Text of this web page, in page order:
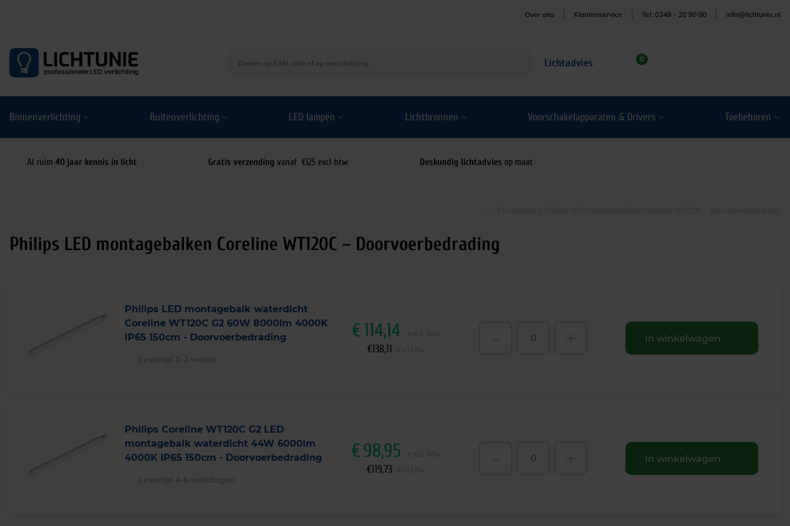
Over ons Klantenservice Tel: 0348 – 20 90 00 info@lichtunie.nl
Lichtadvies 0
Binnenverlichting Buitenverlichting LED lampen Lichtbronnen Voorschakelapparaten & Drivers Toebehoren
Al ruim 40 jaar kennis in licht Gratis verzending vanaf €125 excl btw Deskundig lichtadvies op maat
Philips LED montagebalken Coreline WT120C – Doorvoerbedrading
Philips LED montagebalk waterdicht
Coreline WT120C G2 60W 8000lm 4000K
IP65 150cm - Doorvoerbedrading
Levertijd 1-2 weken
€114,14
€138,11
In winkelwagen
Philips Coreline WT120C G2 LED
montagebalk waterdicht 44W 6000lm
4000K IP65 150cm - Doorvoerbedrading
Levertijd 4-6 werkdagen
€98,95
€119,73
In winkelwagen